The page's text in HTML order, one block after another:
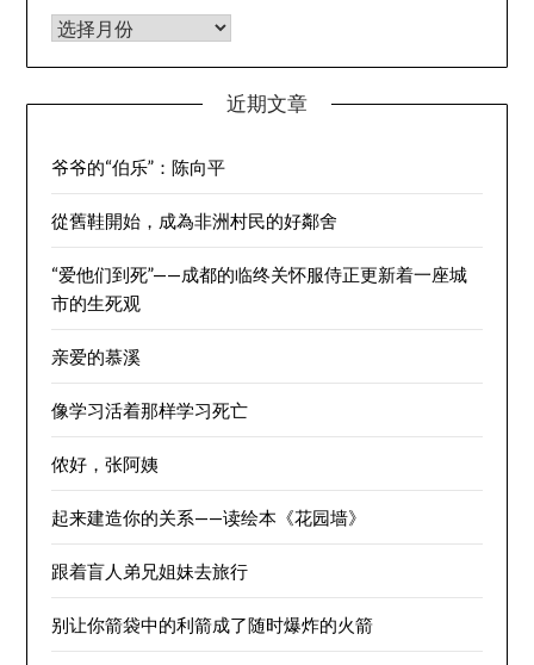
归档
近期文章
爷爷的“伯乐”：陈向平
從舊鞋開始，成為非洲村民的好鄰舍
“爱他们到死”——成都的临终关怀服侍正更新着一座城
市的生死观
亲爱的慕溪
像学习活着那样学习死亡
侬好，张阿姨
起来建造你的关系——读绘本《花园墙》
跟着盲人弟兄姐妹去旅行
别让你箭袋中的利箭成了随时爆炸的火箭